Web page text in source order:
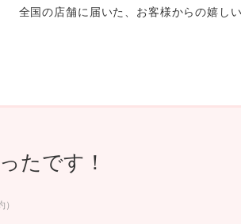
のこだわり
スダイヤモンド&バースストー
ショップブ
全国の店舗に届いた、お客様からの嬉し
たです！